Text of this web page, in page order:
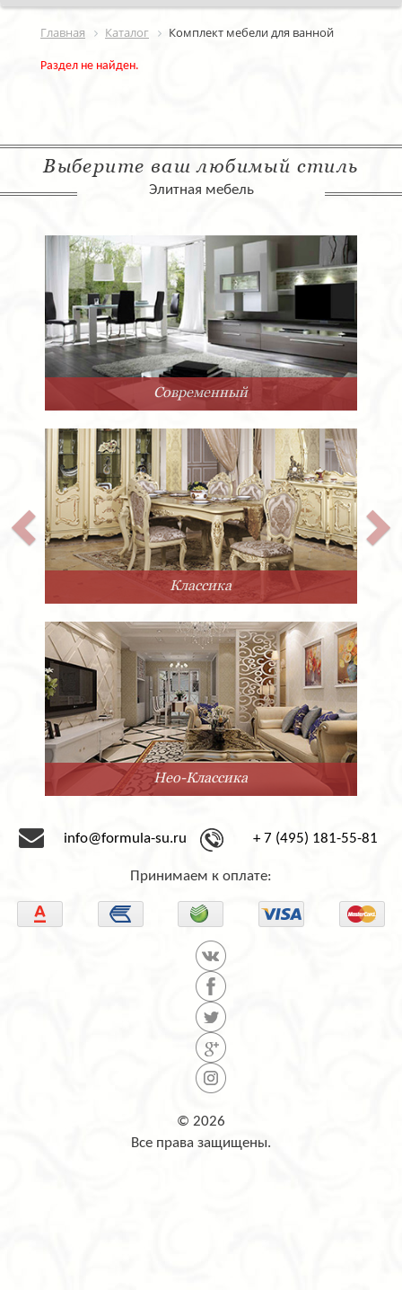
Главная Каталог Комплект мебели для ванной
Раздел не найден.
Выберите ваш любимый стиль
Элитная мебель
Современный
Классика
Нео-Классика
info@formula-su.ru + 7 (495) 181-55-81
Принимаем к оплате:
© 2026
Все права защищены.